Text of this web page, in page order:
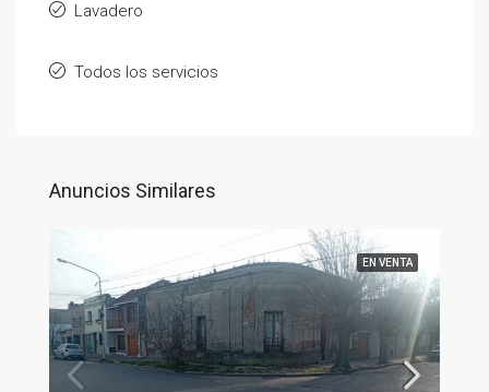
Lavadero
Todos los servicios
Anuncios Similares
EN VENTA